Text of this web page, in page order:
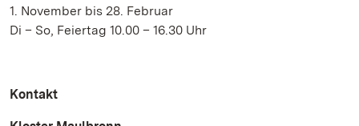
1. November bis 28. Februar
Di – So, Feiertag 10.00 – 16.30 Uhr
Kontakt